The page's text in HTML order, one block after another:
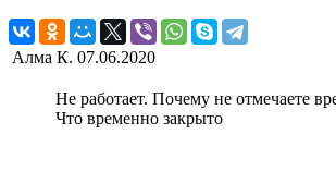
Алма К. 07.06.2020
Не работает. Почему не отмечаете
Что временно закрыто